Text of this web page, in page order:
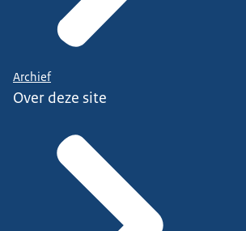
Archief
Over deze site